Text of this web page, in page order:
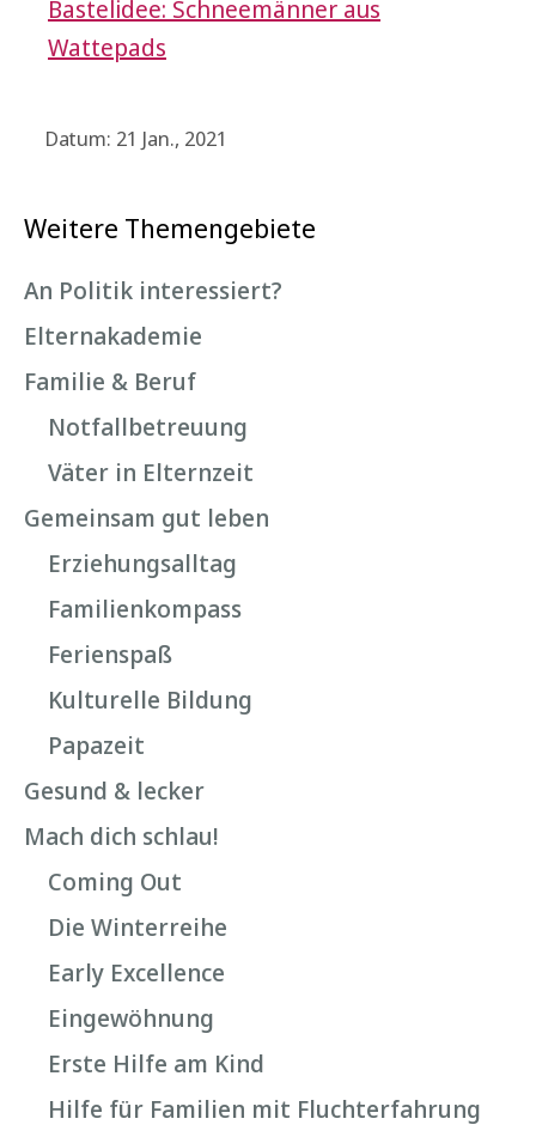
Bastelidee: Schneemänner aus
Wattepads
Datum: 21 Jan., 2021
Weitere Themengebiete
An Politik interessiert?
Elternakademie
Familie & Beruf
Notfallbetreuung
Väter in Elternzeit
Gemeinsam gut leben
Erziehungsalltag
Familienkompass
Ferienspaß
Kulturelle Bildung
Papazeit
Gesund & lecker
Mach dich schlau!
Coming Out
Die Winterreihe
Early Excellence
Eingewöhnung
Erste Hilfe am Kind
Hilfe für Familien mit Fluchterfahrung